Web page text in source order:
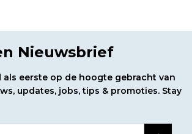
Nieuwsbrief
eerste op de hoogte gebracht van
updates, jobs, tips & promoties. Stay